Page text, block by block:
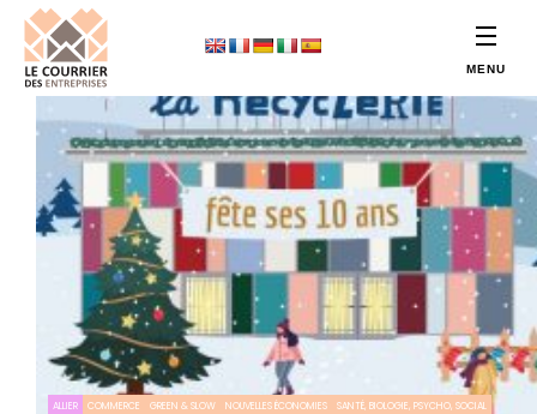
ALLIER COMMERCE GREEN & SLOW NOUVELLES ÉCONOMIES SANTÉ, BIOLOGIE, PSYCHO, SOCIAL